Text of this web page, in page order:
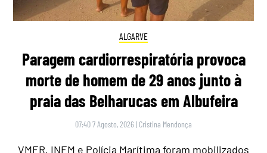
ALGARVE
Paragem cardiorrespiratória provoca
morte de homem de 29 anos junto à
praia das Belharucas em Albufeira
07:40 7 Agosto, 2026 | Cristina Mendonça
VMER, INEM e Polícia Marítima foram mobilizados